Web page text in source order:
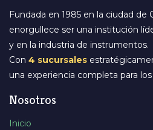
Fundada en 1985 en la ciudad de
enorgullece ser una institución
y en la industria de instrumentos.
Con 4 sucursales
una experiencia completa para
Nosotros
Inicio